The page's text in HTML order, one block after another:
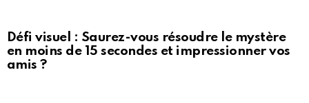
Défi visuel : Saurez-vous résoudre le mystère
en moins de 15 secondes et impressionner vos
amis ?